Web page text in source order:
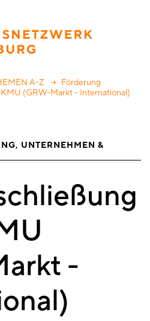
A-Z
Förderung
(GRW-Markt - International)
UNTERNEHMEN &
-